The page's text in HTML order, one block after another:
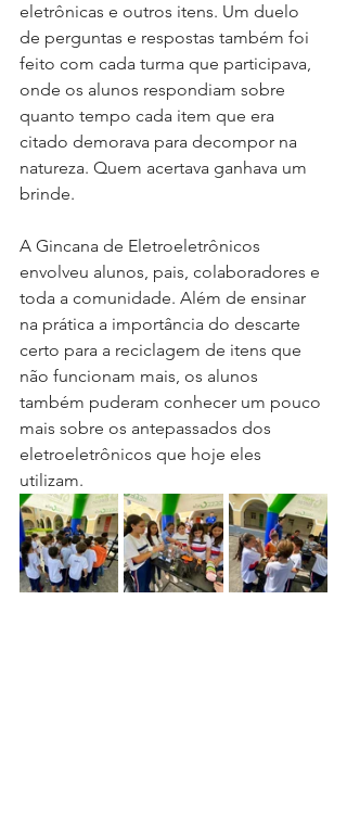
eletrônicas e outros itens. Um duelo
de perguntas e respostas também foi
feito com cada turma que participava,
onde os alunos respondiam sobre
quanto tempo cada item que era
citado demorava para decompor na
natureza. Quem acertava ganhava um
brinde.
A Gincana de Eletroeletrônicos
envolveu alunos, pais, colaboradores e
toda a comunidade. Além de ensinar
na prática a importância do descarte
certo para a reciclagem de itens que
não funcionam mais, os alunos
também puderam conhecer um pouco
mais sobre os antepassados dos
eletroeletrônicos que hoje eles
utilizam.